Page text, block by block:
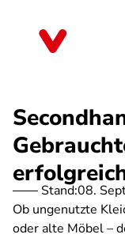
Stand:08.
Ob ungenutzte
oder alte Möbel –